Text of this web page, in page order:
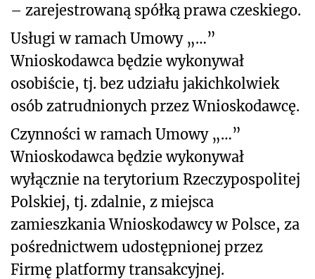
– zarejestrowaną spółką prawa czeskiego.
Usługi w ramach Umowy „…”
Wnioskodawca będzie wykonywał
osobiście, tj. bez udziału jakichkolwiek
osób zatrudnionych przez Wnioskodawcę.
Czynności w ramach Umowy „…”
Wnioskodawca będzie wykonywał
wyłącznie na terytorium Rzeczypospolitej
Polskiej, tj. zdalnie, z miejsca
zamieszkania Wnioskodawcy w Polsce, za
pośrednictwem udostępnionej przez
Firmę platformy transakcyjnej.